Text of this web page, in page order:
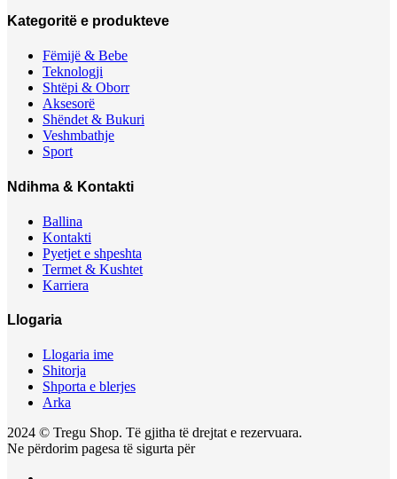
Kategoritë e produkteve
Fëmijë & Bebe
Teknologji
Shtëpi & Oborr
Aksesorë
Shëndet & Bukuri
Veshmbathje
Sport
Ndihma & Kontakti
Ballina
Kontakti
Pyetjet e shpeshta
Termet & Kushtet
Karriera
Llogaria
Llogaria ime
Shitorja
Shporta e blerjes
Arka
2024 © Tregu Shop. Të gjitha të drejtat e rezervuara.
Ne përdorim pagesa të sigurta për